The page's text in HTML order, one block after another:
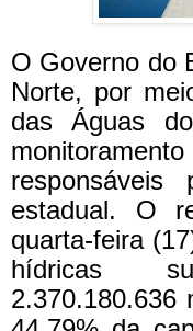
O Governo do
Norte, por
das Águas
responsáveis
estadual. O
quarta-feira
hídricas
2.370.180.636